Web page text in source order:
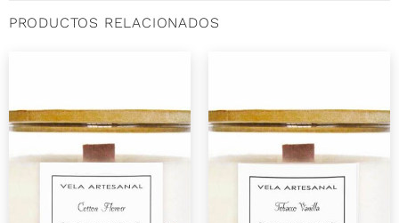
PRODUCTOS RELACIONADOS